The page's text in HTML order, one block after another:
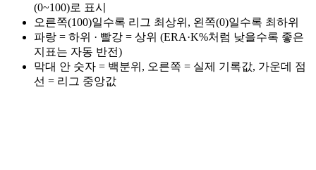
(0~100)로 표시
오른쪽(100)일수록 리그 최상위, 왼쪽(0)일수록 최하위
파랑 = 하위 · 빨강 = 상위 (ERA·K%처럼 낮을수록 좋은
지표는 자동 반전)
막대 안 숫자 = 백분위, 오른쪽 = 실제 기록값, 가운데 점
선 = 리그 중앙값